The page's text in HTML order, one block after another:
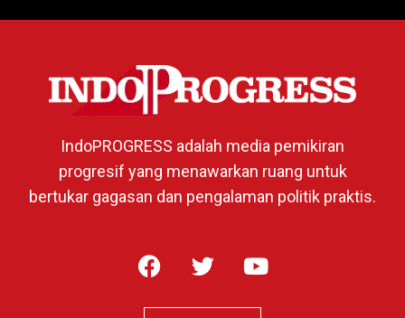
IndoPROGRESS adalah media pemikiran
progresif yang menawarkan ruang untuk
bertukar gagasan dan pengalaman politik praktis.